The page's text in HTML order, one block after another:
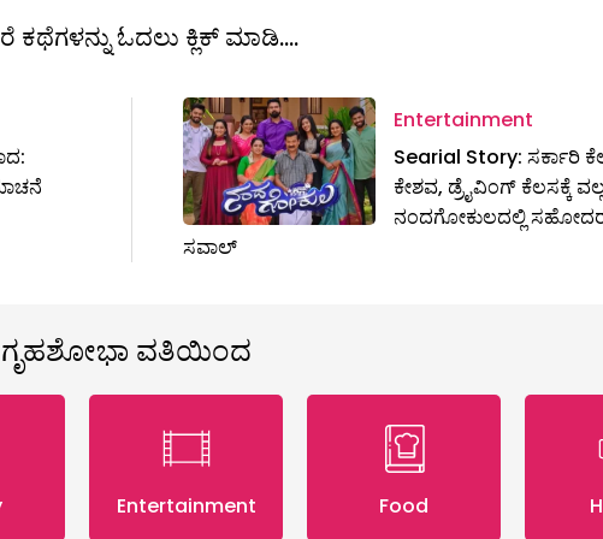
ಕಥೆಗಳನ್ನು ಓದಲು ಕ್ಲಿಕ್ ಮಾಡಿ....
Entertainment
Searial Story: ಸರ್ಕಾರಿ
ಕೇಶವ, ಡ್ರೈವಿಂಗ್ ಕೆಲಸಕ್ಕೆ
ನಂದಗೋಕುಲದಲ್ಲಿ
ಸವಾಲ್
ಗೃಹಶೋಭಾ ವತಿಯಿಂದ
Entertainment Food